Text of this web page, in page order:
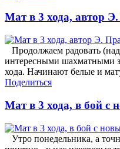
Мат в 3 хода, автор
Продолжаем радовать
интересными шахматными
хода. Начинают белые и
Поделиться
Мат в 3 хода, в бой с
Утро понедельника, а